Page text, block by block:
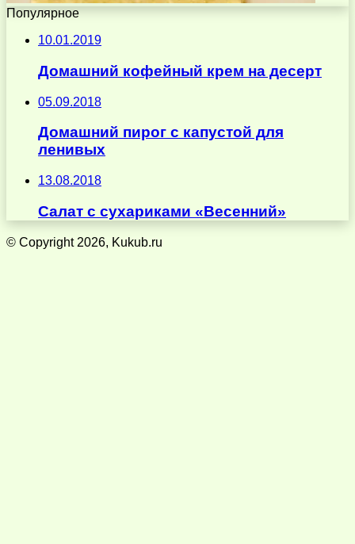
Популярное
10.01.2019
Домашний кофейный крем на десерт
05.09.2018
Домашний пирог с капустой для
ленивых
13.08.2018
Салат с сухариками «Весенний»
© Copyright 2026, Kukub.ru